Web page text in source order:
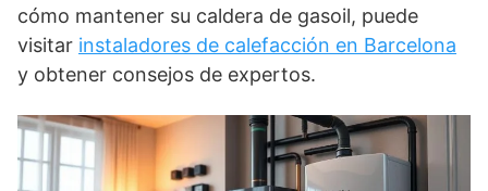
cómo mantener su caldera de gasoil, puede
visitar instaladores de calefacción en Barcelona
y obtener consejos de expertos.